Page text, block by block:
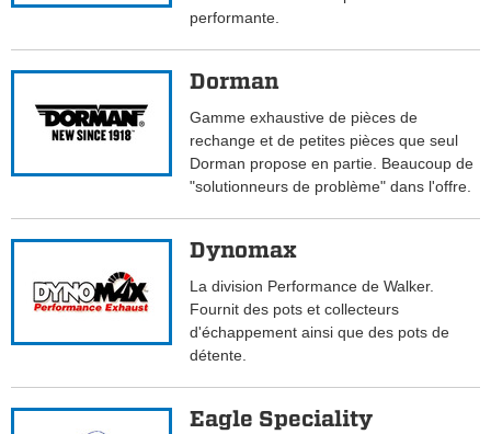
performante.
Dorman
Gamme exhaustive de pièces de
rechange et de petites pièces que seul
Dorman propose en partie. Beaucoup de
"solutionneurs de problème" dans l'offre.
Dynomax
La division Performance de Walker.
Fournit des pots et collecteurs
d'échappement ainsi que des pots de
détente.
Eagle Speciality